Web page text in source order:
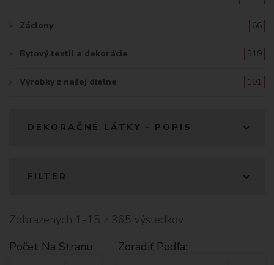
Záclony 66
Bytový textil a dekorácie 519
Výrobky z našej dielne 191
DEKORAČNÉ LÁTKY - POPIS
FILTER
Zobrazených 1-15 z 365 výsledkov
Počet Na Stranu:
Zoradiť Podľa: